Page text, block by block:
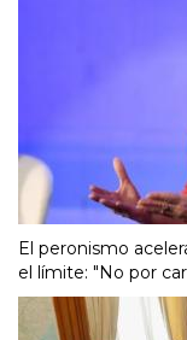
El peronismo
el límite: "No por